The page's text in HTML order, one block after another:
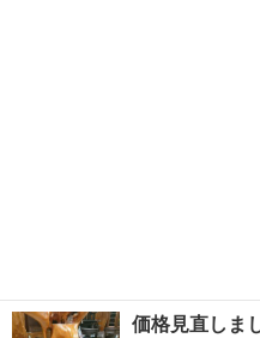
価格見直しま